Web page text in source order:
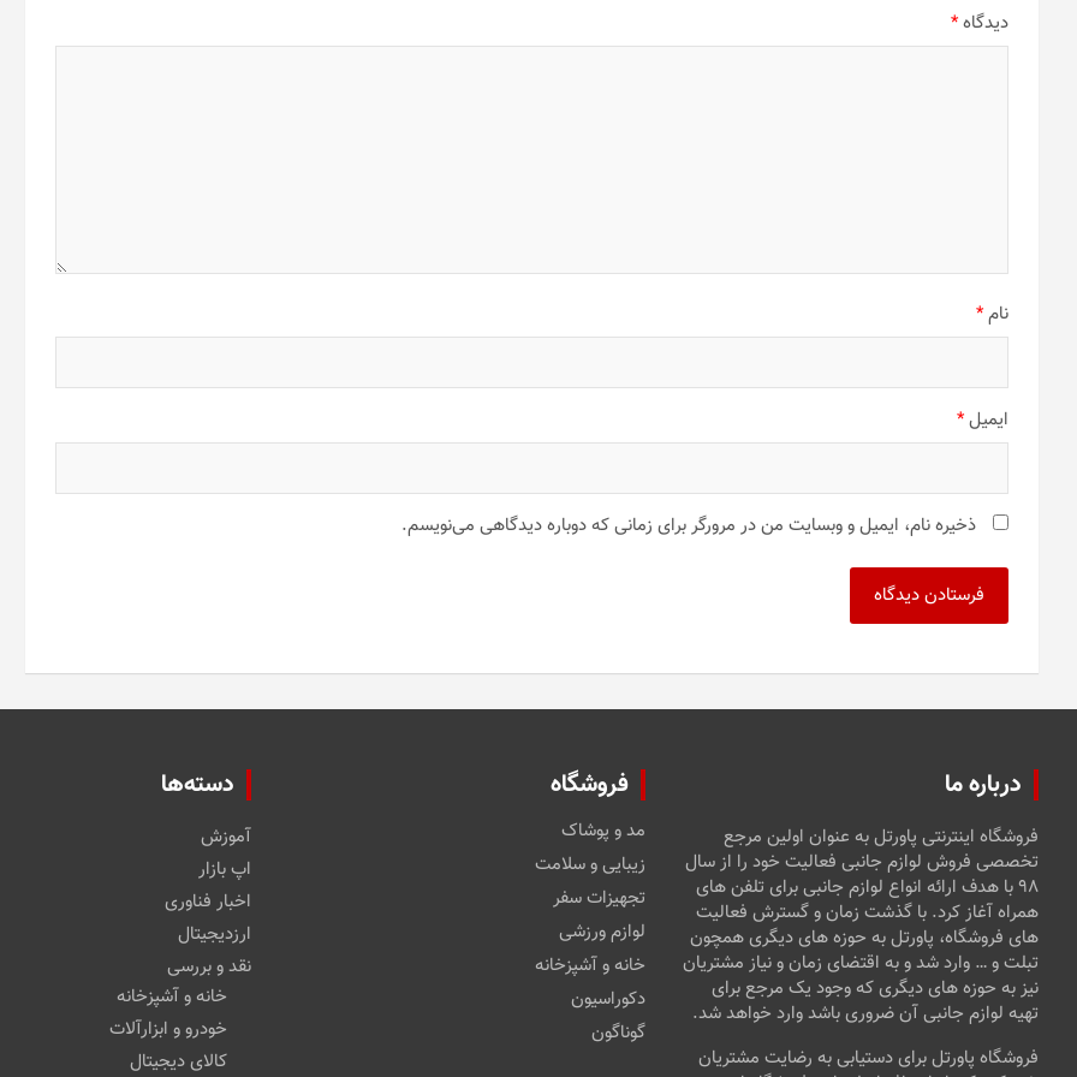
دیدگاه*
نام*
ایمیل*
ذخیره نام، ایمیل و وبسایت من در مرورگر برای زمانی که دوباره دیدگاهی می‌نویسم.
درباره ما
فروشگاه اینترنتی پاورتل به عنوان اولین مرجع
تخصصی فروش لوازم جانبی فعالیت خود را از سال
۹۸ با هدف ارائه انواع لوازم جانبی برای تلفن های
همراه آغاز کرد. با گذشت زمان و گسترش فعالیت
های فروشگاه، پاورتل به حوزه های دیگری همچون
تبلت و … وارد شد و به اقتضای زمان و نیاز مشتریان
نیز به حوزه های دیگری که وجود یک مرجع برای
تهیه لوازم جانبی آن ضروری باشد وارد خواهد شد.
فروشگاه پاورتل برای دستیابی به رضایت مشتریان
فروشگاه
مد و پوشاک
زیبایی و سلامت
تجهیزات سفر
لوازم ورزشی
خانه و آشپزخانه
دکوراسیون
گوناگون
دسته‌ها
آموزش
اپ بازار
اخبار فناوری
ارزدیجیتال
نقد و بررسی
خانه و آشپزخانه
خودرو و ابزارآلات
کالای دیجیتال